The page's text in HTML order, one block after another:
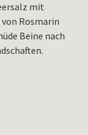
mit
Rosmarin
Beine nach